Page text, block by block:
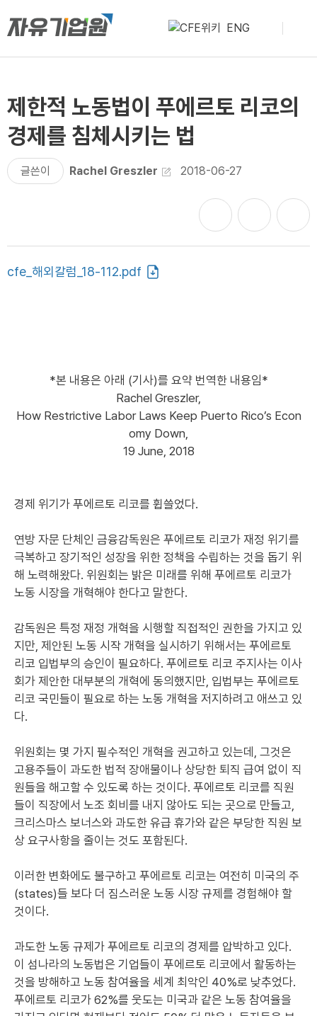
ENG
제한적 노동법이 푸에르토 리코의
경제를 침체시키는 법
글쓴이 Rachel Greszler 2018-06-27
cfe_해외칼럼_18-112.pdf
*본 내용은 아래 (기사)를 요약 번역한 내용임*
Rachel Greszler,
How Restrictive Labor Laws Keep Puerto Rico’s Econ
omy Down,
19 June, 2018
경제 위기가 푸에르토 리코를 휩쓸었다.
연방 자문 단체인 금융감독원은 푸에르토 리코가 재정 위기를
극복하고 장기적인 성장을 위한 정책을 수립하는 것을 돕기 위
해 노력해왔다. 위원회는 밝은 미래를 위해 푸에르토 리코가
노동 시장을 개혁해야 한다고 말한다.
감독원은 특정 재정 개혁을 시행할 직접적인 권한을 가지고 있
지만, 제안된 노동 시작 개혁을 실시하기 위해서는 푸에르토
리코 입법부의 승인이 필요하다. 푸에르토 리코 주지사는 이사
회가 제안한 대부분의 개혁에 동의했지만, 입법부는 푸에르토
리코 국민들이 필요로 하는 노동 개혁을 저지하려고 애쓰고 있
다.
위원회는 몇 가지 필수적인 개혁을 권고하고 있는데, 그것은
고용주들이 과도한 법적 장애물이나 상당한 퇴직 급여 없이 직
원들을 해고할 수 있도록 하는 것이다. 푸에르토 리코를 직원
들이 직장에서 노조 회비를 내지 않아도 되는 곳으로 만들고,
크리스마스 보너스와 과도한 유급 휴가와 같은 부당한 직원 보
상 요구사항을 줄이는 것도 포함된다.
이러한 변화에도 불구하고 푸에르토 리코는 여전히 미국의 주
(states)들 보다 더 짐스러운 노동 시장 규제를 경험해야 할
것이다.
과도한 노동 규제가 푸에르토 리코의 경제를 압박하고 있다.
이 섬나라의 노동법은 기업들이 푸에르토 리코에서 활동하는
것을 방해하고 노동 참여율을 세계 최악인 40%로 낮추었다.
푸에르토 리코가 62%를 웃도는 미국과 같은 노동 참여율을